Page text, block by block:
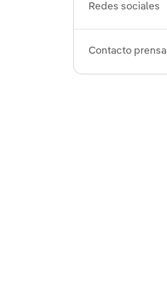
Redes sociales
Contacto prensa